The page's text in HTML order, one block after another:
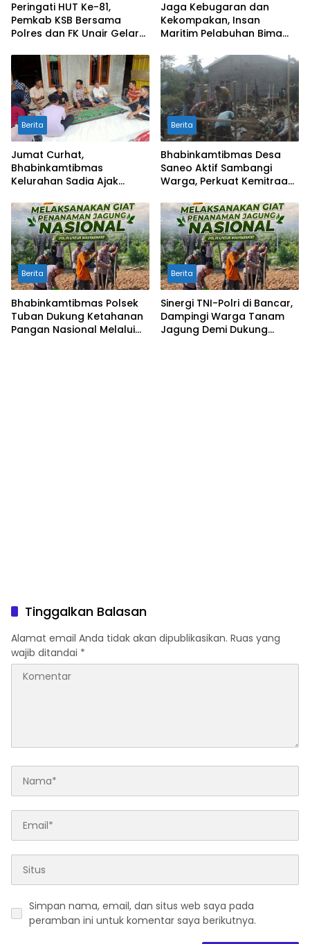
Peringati HUT Ke-81,
Pemkab KSB Bersama
Polres dan FK Unair Gelar
Hari Pertama Kehidupan”
Jaga Kebugaran dan
Kekompakan, Insan
Maritim Pelabuhan Bima
Berita
Jumat Curhat,
Bhabinkamtibmas
Kelurahan Sadia Ajak
Narkoba Demi Kamtibmas
Kondusif
Berita
Bhabinkamtibmas Desa
Saneo Aktif Sambangi
Warga, Perkuat Kemitraan
Kamtibmas
Berita
Bhabinkamtibmas Polsek
Tuban Dukung Ketahanan
Pangan Nasional Melalui
Berita
Sinergi TNI-Polri di Bancar,
Dampingi Warga Tanam
Jagung Demi Dukung
Tinggalkan Balasan
Alamat email Anda tidak akan dipublikasikan. Ruas yang
wajib ditandai *
Simpan nama, email, dan situs web saya pada
peramban ini untuk komentar saya berikutnya.